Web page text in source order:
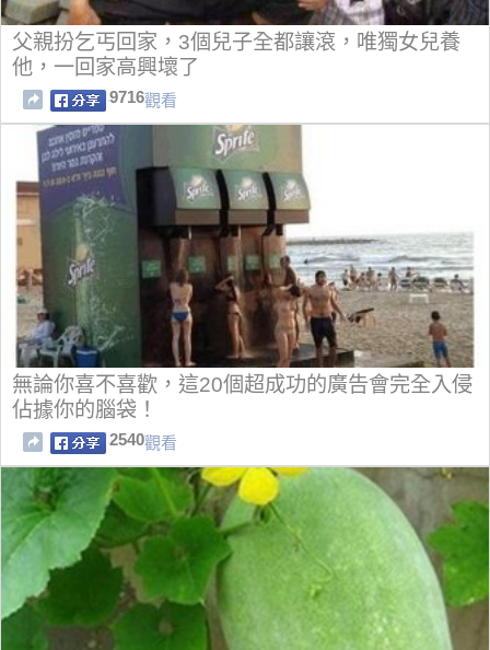
父親扮乞丐回家，3個兒子全都讓滾，唯獨女兒養
他，一回家高興壞了
9716觀看
無論你喜不喜歡，這20個超成功的廣告會完全入侵
佔據你的腦袋！
2540觀看